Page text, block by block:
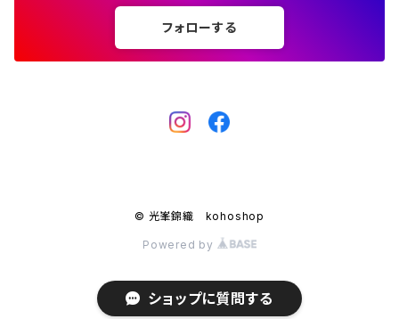
フォローする
© 光峯錦織 kohoshop
Powered by
ショップに質問する